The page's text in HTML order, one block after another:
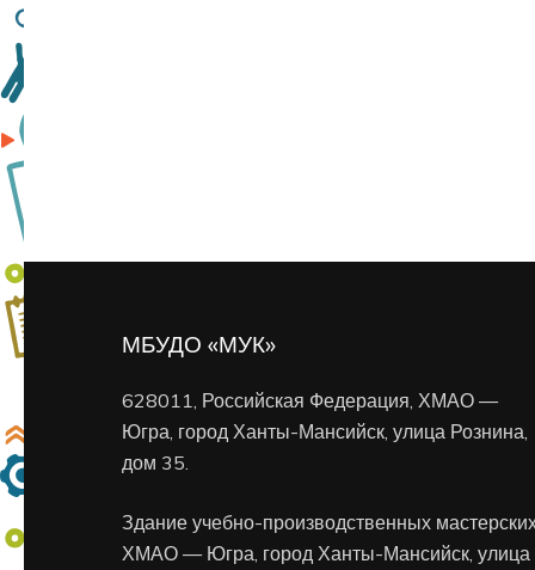
МБУДО «МУК»
628011, Российская Федерация, ХМАО —
Югра, город Ханты-Мансийск, улица Рознина,
дом 35.
Здание учебно-производственных
ХМАО — Югра, город Ханты-Мансийск, улица